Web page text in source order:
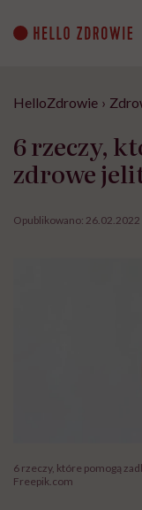
content
HelloZdrowie ›
6 rzeczy,
zdrowe
Opublikowano: 26.02.2022
6 rzeczy, które pomogą
Freepik.com